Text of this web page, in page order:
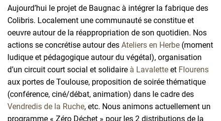
Aujourd’hui le projet de Baugnac à intégrerla fabrique des
Colibris. Localement une communauté se constitue et
oeuvre autourde la réappropriation de son quotidien. Nos
actions se concrétise autourdes Ateliers en Herbe (moment
ludique et pédagogique autourdu végétal), organisation
d’un circuit court social et solidaire à Lavalette et Flourens
aux portes de Toulouse, proposition de soirée thématique
(conférence, ciné/débat, animation) dans le cadre des
Vendredis de la Ruche, etc. Nous animons actuellement un
programme « Zéro Déchet » pour les 2 distributions de la